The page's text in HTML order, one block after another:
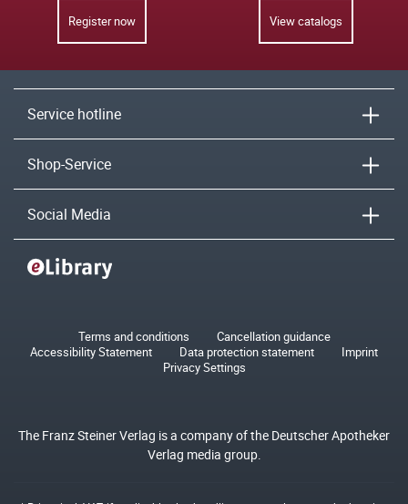
Register now View catalogs
Service hotline
Shop-Service
Social Media
Terms and conditions
Cancellation guidance
Accessibility Statement
Data protection statement
Imprint
Privacy Settings
The Franz Steiner Verlag is a company of the Deutscher Apotheker
Verlag media group.